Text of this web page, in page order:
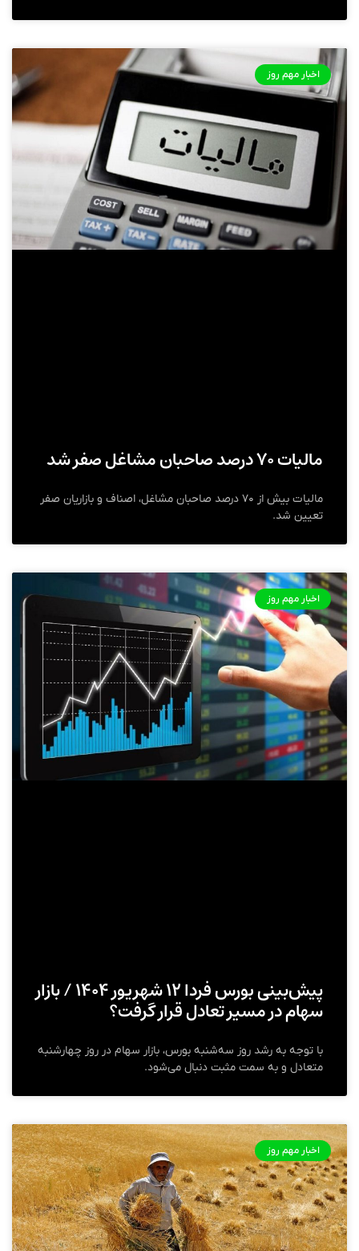
اخبار مهم روز
مالیات ۷۰ درصد صاحبان مشاغل صفر شد
مالیات بیش از ۷۰ درصد صاحبان مشاغل، اصناف و بازاریان صفر
تعیین شد.
اخبار مهم روز
پیش‌‌بینی بورس فردا ۱۲ شهریور ۱۴۰۴ / بازار
سهام در مسیر تعادل قرار گرفت؟
با توجه به رشد روز سه‌شنبه بورس، بازار سهام در روز چهارشنبه
متعادل و به سمت مثبت دنبال می‌شود.
اخبار مهم روز